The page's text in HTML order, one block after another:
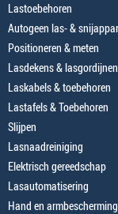
Lastoebehoren
Autogeen las- &
Positioneren & meten
Lasdekens & lasgordijnen
Laskabels & toebehoren
Lastafels & Toebehoren
Slijpen
Lasnaadreiniging
Elektrisch gereedschap
Lasautomatisering
Hand en armbescherming